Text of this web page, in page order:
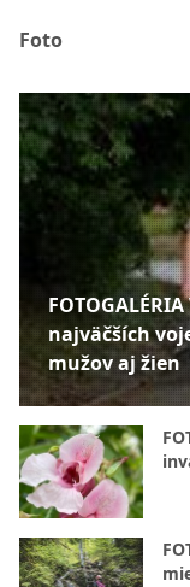
Foto
najväčších
mužov aj žien